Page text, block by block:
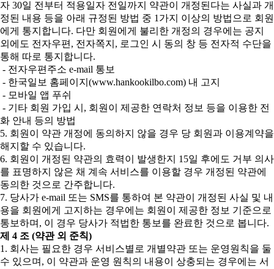
자 30일 전부터 적용일자 전일까지 약관이 개정된다는 사실과 개
정된 내용 등을 아래 규정된 방법 중 1가지 이상의 방법으로 회원
에게 통지합니다. 다만 회원에게 불리한 개정의 경우에는 공지
외에도 전자우편, 전자쪽지, 로그인 시 동의 창 등 전자적 수단을
통해 따로 통지합니다.
- 전자우편주소 e-mail 통보
- 한국일보 홈페이지(www.hankookilbo.com) 내 고지
- 모바일 앱 푸쉬
- 기타 회원 가입 시, 회원이 제공한 연락처 정보 등을 이용한 전
화 안내 등의 방법
5. 회원이 약관 개정에 동의하지 않을 경우 당 회원과 이용계약을
해지할 수 있습니다.
6. 회원이 개정된 약관의 효력이 발생한지 15일 후에도 거부 의사
를 표명하지 않은 채 계속 서비스를 이용할 경우 개정된 약관에
동의한 것으로 간주합니다.
7. 당사가 e-mail 또는 SMS를 통하여 본 약관이 개정된 사실 및 내
용을 회원에게 고지하는 경우에는 회원이 제공한 정보 기준으로
통보하며, 이 경우 당사가 적법한 통보를 완료한 것으로 봅니다.
제 4 조 (약관 외 준칙)
1. 회사는 필요한 경우 서비스별로 개별약관 또는 운영원칙을 둘
수 있으며, 이 약관과 운영 원칙의 내용이 상충되는 경우에는 서